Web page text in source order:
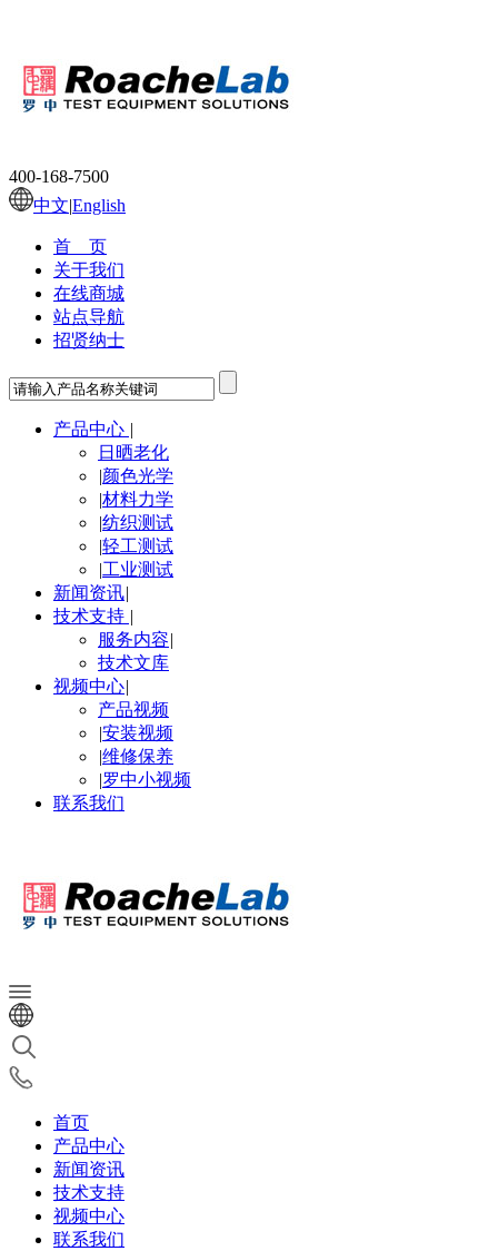
400-168-7500
中文|English
首 页
关于我们
在线商城
站点导航
招贤纳士
产品中心 |
日晒老化
|颜色光学
|材料力学
|纺织测试
|轻工测试
|工业测试
新闻资讯|
技术支持 |
服务内容|
技术文库
视频中心|
产品视频
|安装视频
|维修保养
|罗中小视频
联系我们
首页
产品中心
新闻资讯
技术支持
视频中心
联系我们